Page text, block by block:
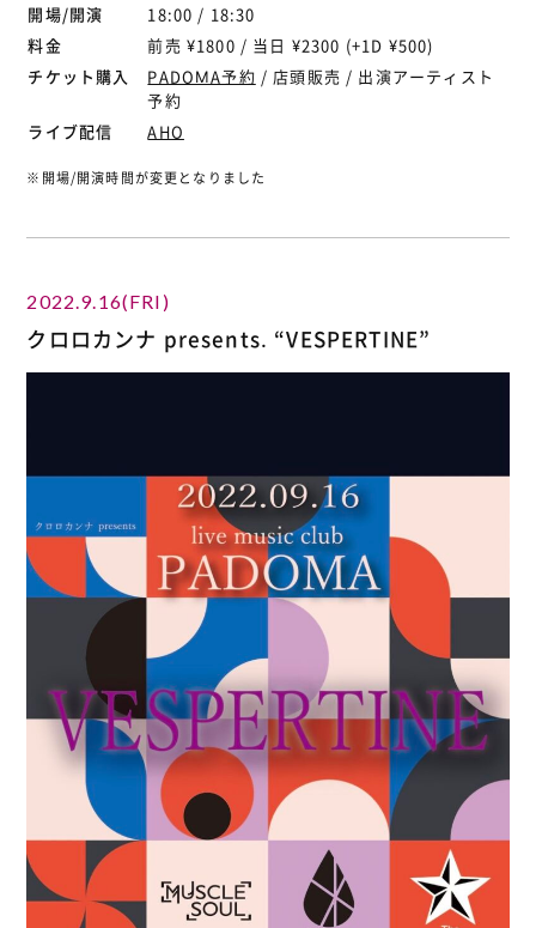
開場/開演
18:00 / 18:30
料金
前売 ¥1800 / 当日 ¥2300 (+1D ¥500)
チケット購入
PADOMA予約 / 店頭販売 / 出演アーティスト
予約
ライブ配信
AHO
※開場/開演時間が変更となりました
2022.9.16(FRI)
クロロカンナ presents. “VESPERTINE”